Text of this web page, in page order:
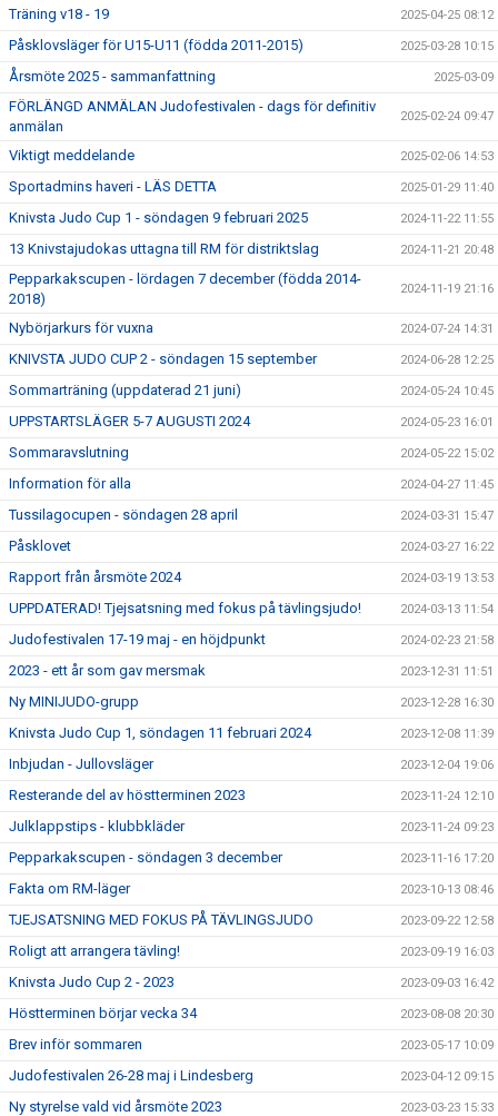
Träning v18 - 19 2025-04-25 08:12
Påsklovsläger för U15-U11 (födda 2011-2015) 2025-03-28 10:15
Årsmöte 2025 - sammanfattning 2025-03-09
FÖRLÄNGD ANMÄLAN Judofestivalen - dags för definitiv
anmälan
2025-02-24 09:47
Viktigt meddelande 2025-02-06 14:53
Sportadmins haveri - LÄS DETTA 2025-01-29 11:40
Knivsta Judo Cup 1 - söndagen 9 februari 2025 2024-11-22 11:55
13 Knivstajudokas uttagna till RM för distriktslag 2024-11-21 20:48
Pepparkakscupen - lördagen 7 december (födda 2014-
2018)
2024-11-19 21:16
Nybörjarkurs för vuxna 2024-07-24 14:31
KNIVSTA JUDO CUP 2 - söndagen 15 september 2024-06-28 12:25
Sommarträning (uppdaterad 21 juni) 2024-05-24 10:45
UPPSTARTSLÄGER 5-7 AUGUSTI 2024 2024-05-23 16:01
Sommaravslutning 2024-05-22 15:02
Information för alla 2024-04-27 11:45
Tussilagocupen - söndagen 28 april 2024-03-31 15:47
Påsklovet 2024-03-27 16:22
Rapport från årsmöte 2024 2024-03-19 13:53
UPPDATERAD! Tjejsatsning med fokus på tävlingsjudo! 2024-03-13 11:54
Judofestivalen 17-19 maj - en höjdpunkt 2024-02-23 21:58
2023 - ett år som gav mersmak 2023-12-31 11:51
Ny MINIJUDO-grupp 2023-12-28 16:30
Knivsta Judo Cup 1, söndagen 11 februari 2024 2023-12-08 11:39
Inbjudan - Jullovsläger 2023-12-04 19:06
Resterande del av höstterminen 2023 2023-11-24 12:10
Julklappstips - klubbkläder 2023-11-24 09:23
Pepparkakscupen - söndagen 3 december 2023-11-16 17:20
Fakta om RM-läger 2023-10-13 08:46
TJEJSATSNING MED FOKUS PÅ TÄVLINGSJUDO 2023-09-22 12:58
Roligt att arrangera tävling! 2023-09-19 16:03
Knivsta Judo Cup 2 - 2023 2023-09-03 16:42
Höstterminen börjar vecka 34 2023-08-08 20:30
Brev inför sommaren 2023-05-17 10:09
Judofestivalen 26-28 maj i Lindesberg 2023-04-12 09:15
Ny styrelse vald vid årsmöte 2023 2023-03-23 15:33